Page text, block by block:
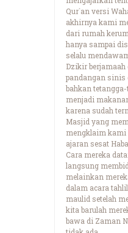
Qur`an versi
akhirnya kami
dari rumah
hanya sampai
selalu
Dzikir berjamaah
pandangan sinis
bahkan
menjadi
karena sudah
Masjid yang
mengklaim kami
ajaran sesat
Cara mereka
langsung
melainkan
dalam acara
maulid setelah
kita barulah
bawa di Zaman